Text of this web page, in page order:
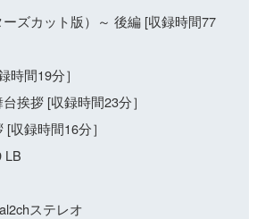
ズカット版）～ 後編 [収録時間77
時間19分］
挨拶 [収録時間23分］
収録時間16分］
LB
ステレオ